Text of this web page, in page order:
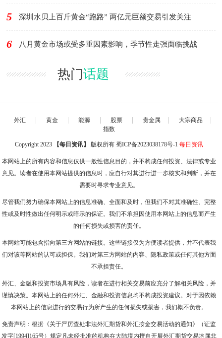
5 深圳水贝上百斤黄金“跑路” 两亿元巨额交易引发关注
6 八月黄金市场或受多重因素影响，季节性走强面临挑战
热门话题
外汇 | 黄金 | 能源 | 股票 | 贵金属 | 大宗商品 |
指数
Copyright 2023 【每日资讯】 版权所有 蜀ICP备2023038178号-1 每日资讯
本网站上的所有内容和信息仅供一般性信息目的，并不构成任何投资、法律或专业
意见。读者在使用本网站提供的信息时，应自行对其进行进一步核实和判断，并在
需要时寻求专业意见。
尽管我们努力确保本网站上的信息准确、全面和及时，但我们不对其准确性、完整
性或及时性做出任何明示或暗示的保证。我们不承担因使用本网站上的信息而产生
的任何损失或损害的责任。
本网站可能包含指向第三方网站的链接。这些链接仅为方便读者提供，并不代表我
们对该等网站的认可或担保。我们对第三方网站的内容、隐私政策或任何其他方面
不承担责任。
外汇、金融和投资市场具有风险，读者在进行相关交易前应充分了解相关风险，并
谨慎决策。本网站上的任何外汇、金融和投资信息均不构成投资建议。对于因依赖
本网站上的信息进行的交易行为所产生的任何损失或损害，我们概不负责。
免责声明：根据《关于严厉查处非法外汇期货和外汇按金交易活动的通知》（证监
发字[1994]165号）规定凡未经批准的机构在大陆境内擅自开展外汇期货交易均属非